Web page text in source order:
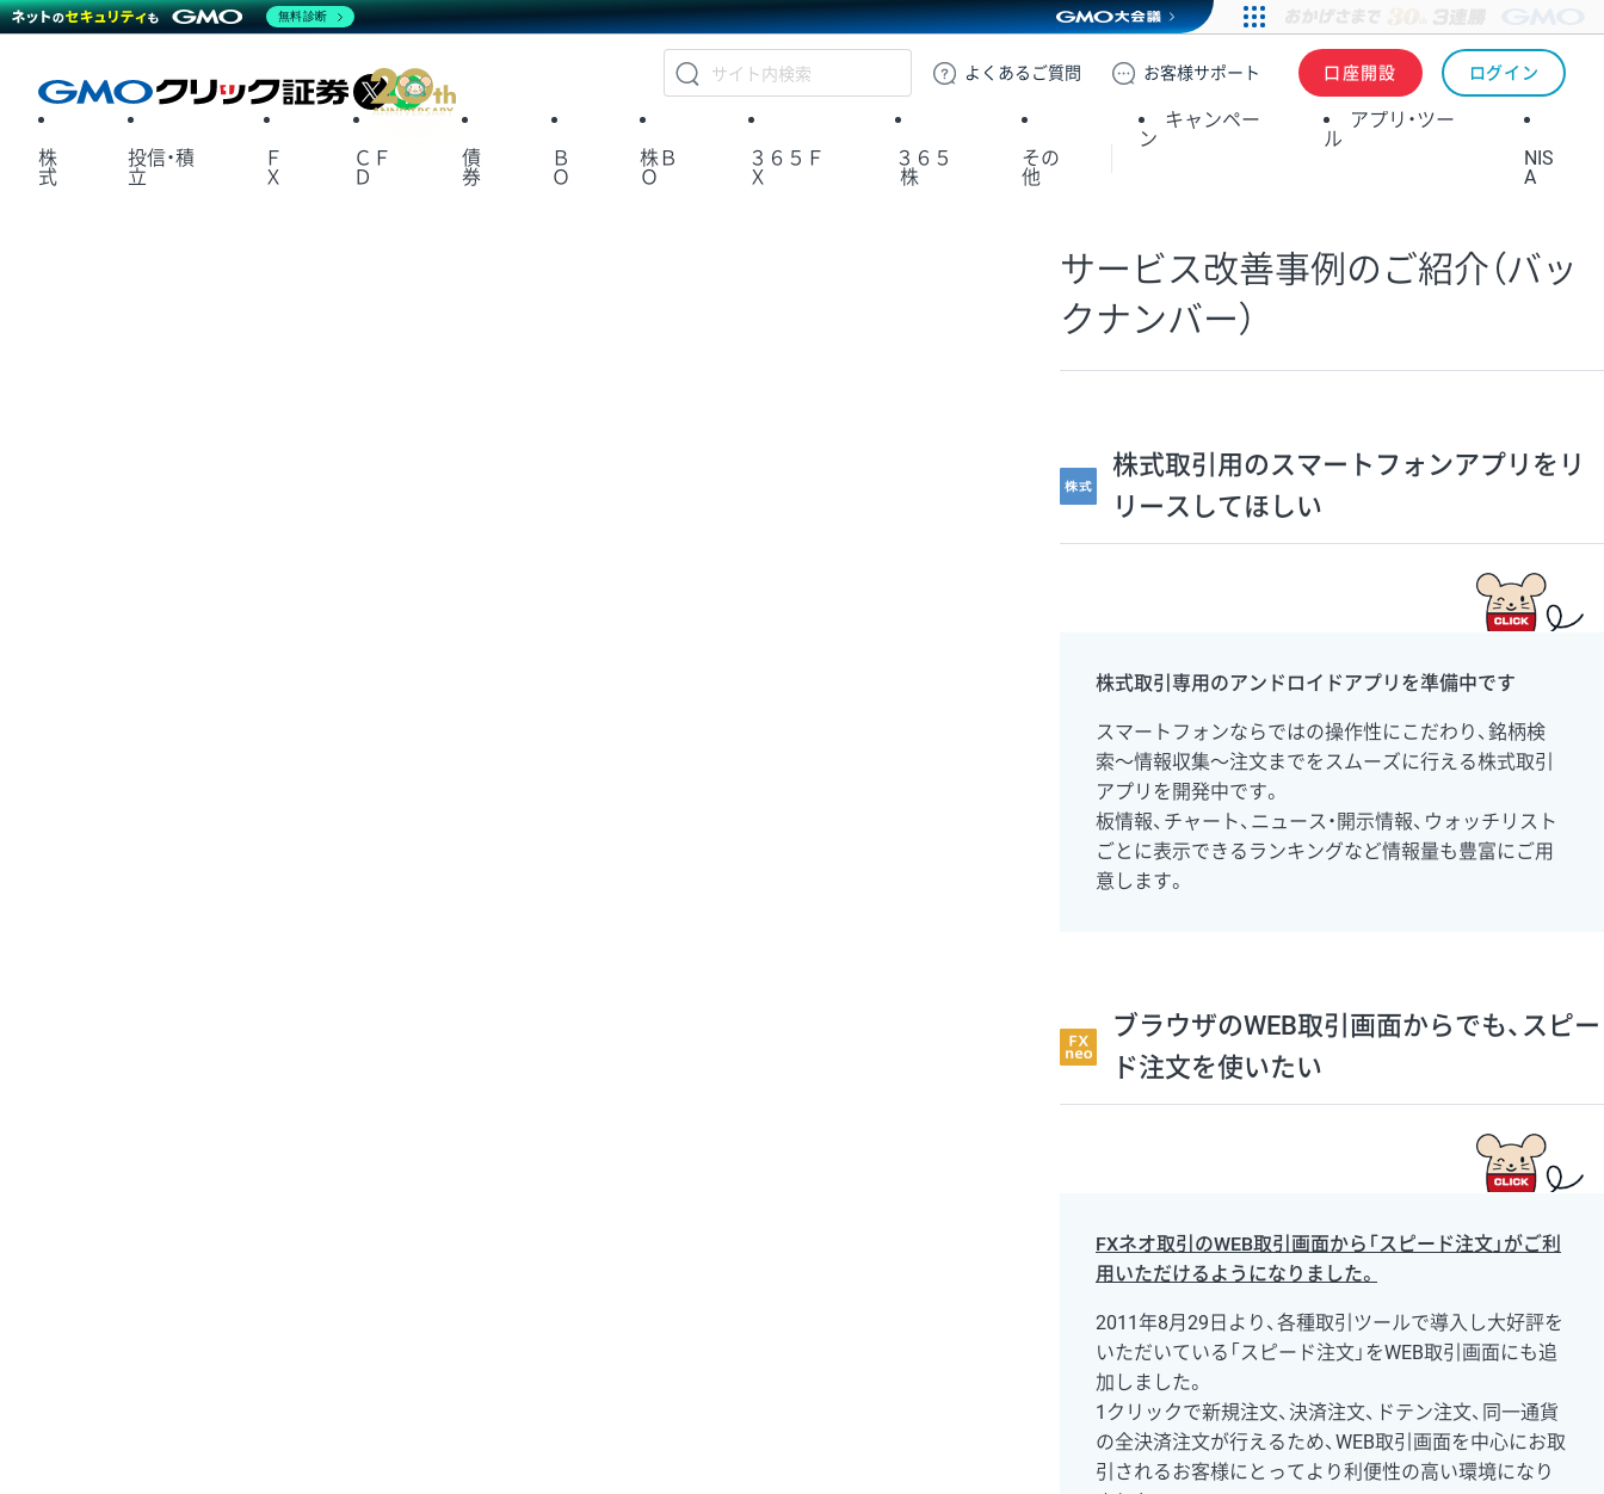
GMOクリック証券
よくある ご質問 お客様サポート 口座開設 ログイン
X
株
式
投信・積
立
Ｆ
Ｘ
ＣＦ
Ｄ
債
券
Ｂ
Ｏ
株Ｂ
Ｏ
３６５Ｆ
Ｘ
３６５
株
その
他
キャンペー
ン
アプリ・ツー
ル
NIS
A
サービス改善事例のご紹介（バッ
クナンバー）
株式取引用のスマートフォンアプリをリ
リースしてほしい
株式取引専用のアンドロイドアプリを準備中です
スマートフォンならではの操作性にこだわり、銘柄検
索〜情報収集〜注文までをスムーズに行える株式取引
アプリを開発中です。
板情報、チャート、ニュース・開示情報、ウォッチリスト
ごとに表示できるランキングなど情報量も豊富にご用
意します。
ブラウザのWEB取引画面からでも、スピー
ド注文を使いたい
FXネオ取引のWEB取引画面から「スピード注文」がご利
用いただけるようになりました。
2011年8月29日より、各種取引ツールで導入し大好評を
いただいている「スピード注文」をWEB取引画面にも追
加しました。
1クリックで新規注文、決済注文、ドテン注文、同一通貨
の全決済注文が行えるため、WEB取引画面を中心にお取
引されるお客様にとってより利便性の高い環境になり
無料診断